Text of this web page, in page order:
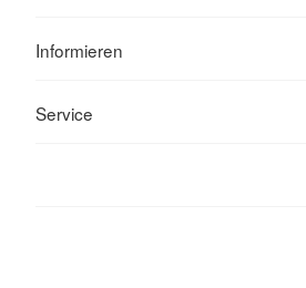
Informieren
Service